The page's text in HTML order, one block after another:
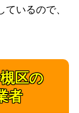
いるので、
区の
者